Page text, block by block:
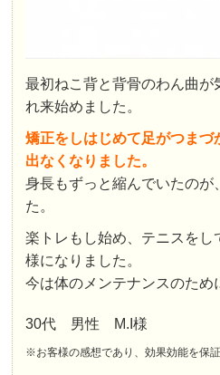
最初ねこ背と背骨のわん曲が
れ来始めました。
矯正をしはじめて足がつまづ
出なくなりました。
身長もずっと縮んでいたのが
た。
楽トレもし始め、テニスをし
様になりました。
今は体のメンテナンスのため
30代 男性 M.I様
※お客様の感想であり、効果効能を保